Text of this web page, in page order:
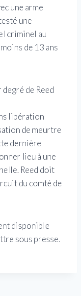
une arme
une
criminel au
de 13 ans
degré de Reed
libération
de meurtre
dernière
lieu à une
Reed doit
du comté de
disponible
sous presse.